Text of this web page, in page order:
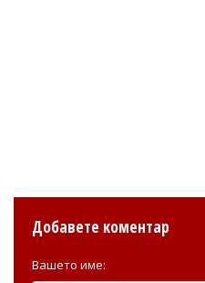
Добавете коментар
Вашето име: